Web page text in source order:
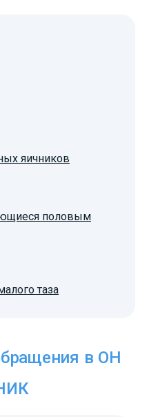
яичников
половым
таза
в ОН